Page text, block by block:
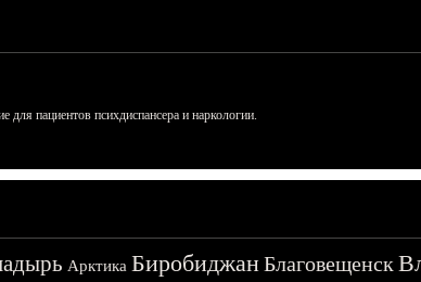
для пациентов психдиспансера и наркологии.
Арктика БиробиджанБлаговещенск